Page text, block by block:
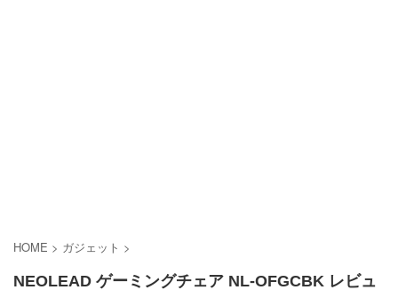
HOME > ガジェット >
NEOLEAD ゲーミングチェア NL-OFGCBK レビュ